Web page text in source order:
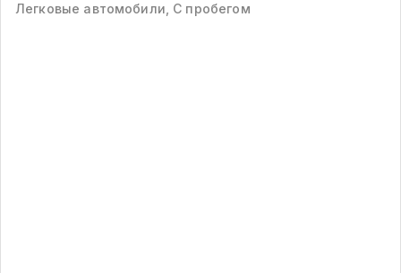
Легковые автомобили, С пробегом